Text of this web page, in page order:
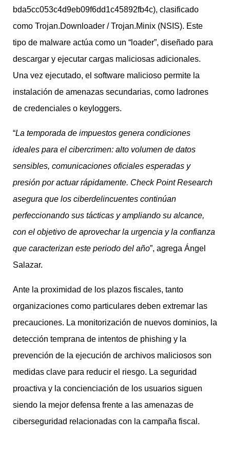
bda5cc053c4d9eb09f6dd1c45892fb4c), clasificado
como Trojan.Downloader / Trojan.Minix (NSIS). Este
tipo de malware actúa como un “loader”, diseñado para
descargar y ejecutar cargas maliciosas adicionales.
Una vez ejecutado, el software malicioso permite la
instalación de amenazas secundarias, como ladrones
de credenciales o keyloggers.
“La temporada de impuestos genera condiciones
ideales para el cibercrimen: alto volumen de datos
sensibles, comunicaciones oficiales esperadas y
presión por actuar rápidamente. Check Point Research
asegura que los ciberdelincuentes continúan
perfeccionando sus tácticas y ampliando su alcance,
con el objetivo de aprovechar la urgencia y la confianza
que caracterizan este periodo del año”, agrega Ángel
Salazar.
Ante la proximidad de los plazos fiscales, tanto
organizaciones como particulares deben extremar las
precauciones. La monitorización de nuevos dominios, la
detección temprana de intentos de phishing y la
prevención de la ejecución de archivos maliciosos son
medidas clave para reducir el riesgo. La seguridad
proactiva y la concienciación de los usuarios siguen
siendo la mejor defensa frente a las amenazas de
ciberseguridad relacionadas con la campaña fiscal.